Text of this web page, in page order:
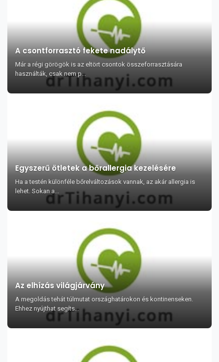
A csontforrasztó fekete nadálytő
Már a régi görögök is az eltört csontok összeforrasztására
használták, csak nem p...
Egyszerű ötletek a bőrallergia kezelésére
Ha a testén különféle bőrelváltozások vannak, az akár allergia is
lehet. Sokan a...
Az elhízás világjárvány
A megoldás tehát túlmutat országhatárokon és kontinenseken.
Ehhez nyújthat segíts...